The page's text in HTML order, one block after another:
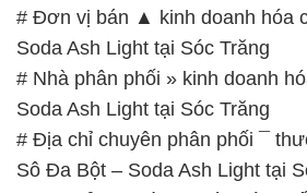
# Đơn vị bán ▲ kinh doanh hóa
Soda Ash Light tại Sóc Trăng
# Nhà phân phối » kinh doanh
Soda Ash Light tại Sóc Trăng
# Địa chỉ chuyên phân phối ¯
Sô Đa Bột – Soda Ash Light tại